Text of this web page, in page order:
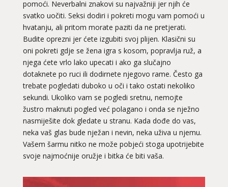
pomoći. Neverbalni znakovi su najvažniji jer njih će
svatko uočiti. Seksi dodiri i pokreti mogu vam pomoći u
hvatanju, ali pritom morate paziti da ne pretjerati.
Budite oprezni jer ćete izgubiti svoj plijen. Klasični su
oni pokreti gdje se žena igra s kosom, popravlja ruž, a
njega ćete vrlo lako upecati i ako ga slučajno
dotaknete po ruci ili dodirnete njegovo rame. Često ga
trebate pogledati duboko u oči i tako ostati nekoliko
sekundi. Ukoliko vam se pogledi sretnu, nemojte
žustro maknuti pogled već polagano i onda se nježno
nasmiješite dok gledate u stranu. Kada dođe do vas,
neka vaš glas bude nježan i nevin, neka uživa u njemu.
Vašem šarmu nitko ne može pobjeći stoga upotrijebite
svoje najmoćnije oružje i bitka će biti vaša.